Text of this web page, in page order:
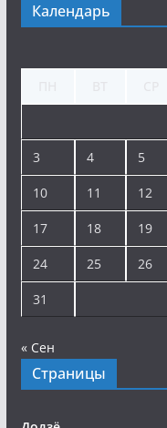
Календарь
3 4 5
10 11 12
17 18 19
24 25 26
31
« Сен
Страницы